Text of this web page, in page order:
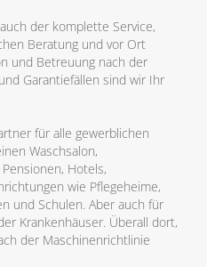
der komplette Service,
Beratung und vor Ort
und Betreuung nach der
Garantiefällen sind wir Ihr
für alle gewerblichen
Waschsalon,
Hotels,
wie Pflegeheime,
und Schulen. Aber auch für
Krankenhäuser. Überall dort,
der Maschinenrichtlinie